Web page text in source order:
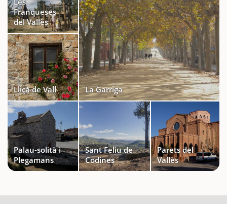
Franqueses
del Vallès
Lliçà de Vall La Garriga
Palau-solità i
Plegamans
Sant Feliu de
Codines
Parets del
Vallès